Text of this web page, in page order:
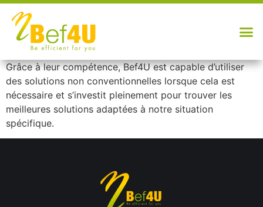
Grâce à leur compétence, Bef4U est capable d’utiliser
des solutions non conventionnelles lorsque cela est
nécessaire et s’investit pleinement pour trouver les
meilleures solutions adaptées à notre situation
spécifique.